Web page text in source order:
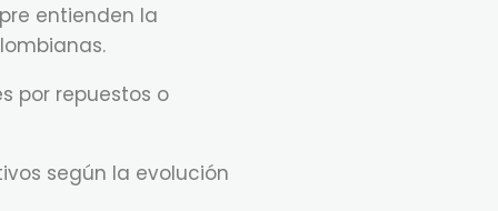
entienden la
por repuestos o
según la evolución